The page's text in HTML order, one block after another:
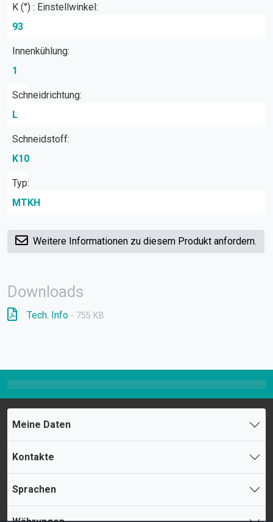
Κ (°) : Einstellwinkel:
93
Innenkühlung:
1
Schneidrichtung:
L
Schneidstoff:
K10
Typ:
MTKH
Weitere Informationen zu diesem Produkt anfordern.
Downloads
Tech. Info - 755 KB
Meine Daten
Kontakte
Sprachen